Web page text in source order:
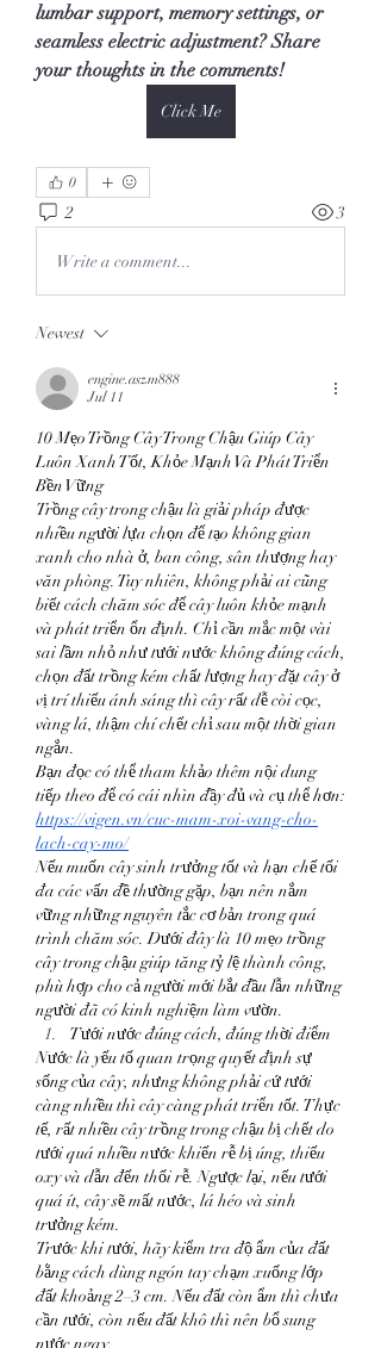
lumbar support, memory settings, or
seamless electric adjustment? Share
your thoughts in the comments!
Click Me
0
2 3
Write a comment...
Newest
engine.aszm888
Jul 11
10 Mẹo Trồng Cây Trong Chậu Giúp Cây
Luôn Xanh Tốt, Khỏe Mạnh Và Phát Triển
Bền Vững
Trồng cây trong chậu là giải pháp được
nhiều người lựa chọn để tạo không gian
xanh cho nhà ở, ban công, sân thượng hay
văn phòng. Tuy nhiên, không phải ai cũng
biết cách chăm sóc để cây luôn khỏe mạnh
và phát triển ổn định. Chỉ cần mắc một vài
sai lầm nhỏ như tưới nước không đúng cách,
chọn đất trồng kém chất lượng hay đặt cây ở
vị trí thiếu ánh sáng thì cây rất dễ còi cọc,
vàng lá, thậm chí chết chỉ sau một thời gian
ngắn.
Bạn đọc có thể tham khảo thêm nội dung
https://vigen.vn/cuc-mam-xoi-vang-cho-
lach-cay-mo/
Nếu muốn cây sinh trưởng tốt và hạn chế tối
đa các vấn đề thường gặp, bạn nên nắm
vững những nguyên tắc cơ bản trong quá
trình chăm sóc. Dưới đây là 10 mẹo trồng
cây trong chậu giúp tăng tỷ lệ thành công,
phù hợp cho cả người mới bắt đầu lẫn những
người đã có kinh nghiệm làm vườn.
Tưới nước đúng cách, đúng thời điểm
Nước là yếu tố quan trọng quyết định sự
sống của cây, nhưng không phải cứ tưới
càng nhiều thì cây càng phát triển tốt. Thực
tế, rất nhiều cây trồng trong chậu bị chết do
tưới quá nhiều nước khiến rễ bị úng, thiếu
oxy và dẫn đến thối rễ. Ngược lại, nếu tưới
quá ít, cây sẽ mất nước, lá héo và sinh
trưởng kém.
Trước khi tưới, hãy kiểm tra độ ẩm của đất
bằng cách dùng ngón tay chạm xuống lớp
đất khoảng 2–3 cm. Nếu đất còn ẩm thì chưa
cần tưới, còn nếu đất khô thì nên bổ sung
nước ngay.